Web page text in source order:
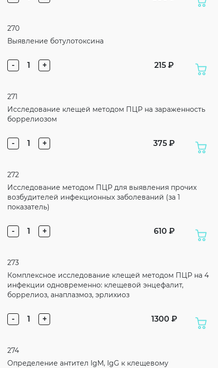
270
Выявление ботулотоксина
- 1 + 215 ₽
271
Исследование клещей методом ПЦР на зараженность
боррелиозом
- 1 + 375 ₽
272
Исследование методом ПЦР для выявления прочих
возбудителей инфекционных заболеваний (за 1
показатель)
- 1 + 610 ₽
273
Комплексное исследование клещей методом ПЦР на 4
инфекции одновременно: клещевой энцефалит,
боррелиоз, анаплазмоз, эрлихиоз
- 1 + 1300 ₽
274
Определение антител IgM, IgG к клещевому